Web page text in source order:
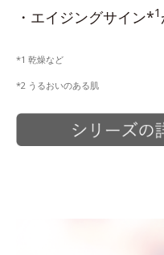
・エイジングサイン*1
*1 乾燥など
*2 うるおいのある肌